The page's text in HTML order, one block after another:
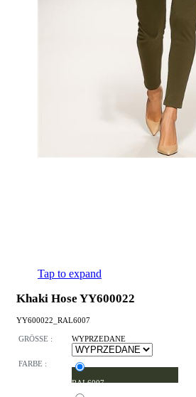
Tap to expand
Khaki Hose YY600022
YY600022_RAL6007
GRÖSSE : WYPRZEDANE
FARBE :
RAL6007